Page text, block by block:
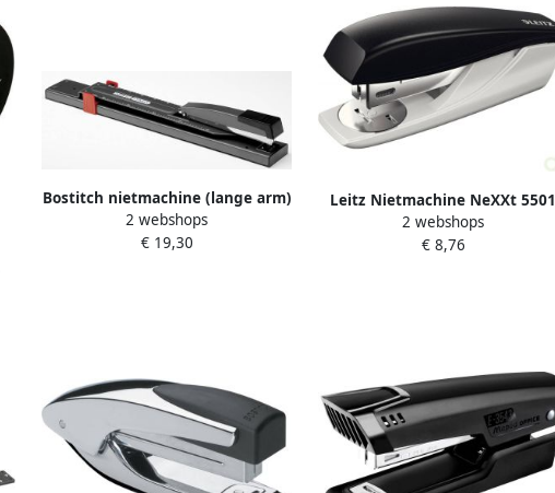
Bostitch nietmachine (lange arm)
2 webshops
€ 19,30
Leitz Nietmachine NeXXt 5501
25vel 24 6 zwart in blister
2 webshops
€ 8,76